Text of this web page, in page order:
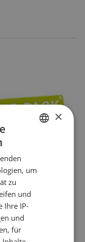
Bio- und
1. April 2022
Swiss und
×
um
zu
und
Ihre IP-
und
für